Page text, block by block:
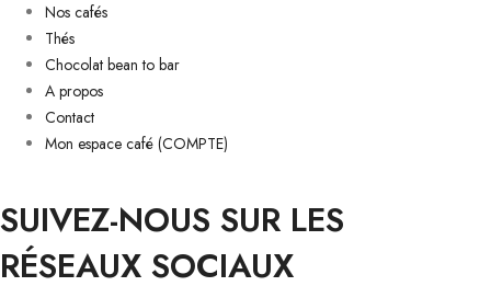
Nos cafés
Thés
Chocolat bean to bar
A propos
Contact
Mon espace café (COMPTE)
SUIVEZ-NOUS SUR LES
RÉSEAUX SOCIAUX